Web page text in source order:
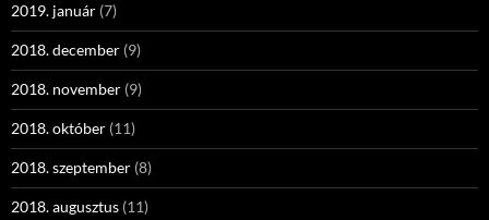
2019. január (7)
2018. december (9)
2018. november (9)
2018. október (11)
2018. szeptember (8)
2018. augusztus (11)